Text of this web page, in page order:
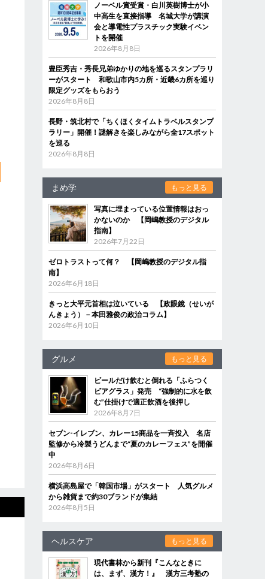
ノーベル賞受賞・白川英樹博士が小
中高生を直接指導 名城大学が講演
会と導電性プラスチック実験イベン
トを開催
2026年8月8日
豊臣秀吉・秀長兄弟ゆかりの地を巡るスタンプラリ
ーがスタート 和歌山市内5カ所・近畿6カ所を巡り
限定グッズをもらおう
2026年8月8日
長野・筑北村で「ちくほくタイムトラベルスタンプ
ラリー」開催！謎解きを楽しみながら全17スポット
を巡る
2026年8月8日
まめ学 もっと見る
写真に埋まっている位置情報はおっ
かないのか 【岡嶋教授のデジタル
指南】
2026年7月22日
ゼロトラストって何？ 【岡嶋教授のデジタル指
南】
2026年6月18日
きっと大平元首相は泣いている 【政眼鏡（せいが
んきょう）－本田雅俊の政治コラム】
2026年6月10日
グルメ もっと見る
ビールだけ飲むと倒れる「ふらつく
ビアグラス」発売 “強制的に水を飲
む”仕掛けで適正飲酒を後押し
2026年8月7日
セブン‐イレブン、カレー15商品を一斉投入 名店
監修から冷製うどんまで“夏のカレーフェス”を開催
中
2026年8月6日
横浜高島屋で「韓国市場」がスタート 人気グルメ
から雑貨まで約30ブランドが集結
2026年8月5日
ヘルスケア もっと見る
現代書林から新刊『こんなときに
は、まず、漢方！』 漢方三考塾の